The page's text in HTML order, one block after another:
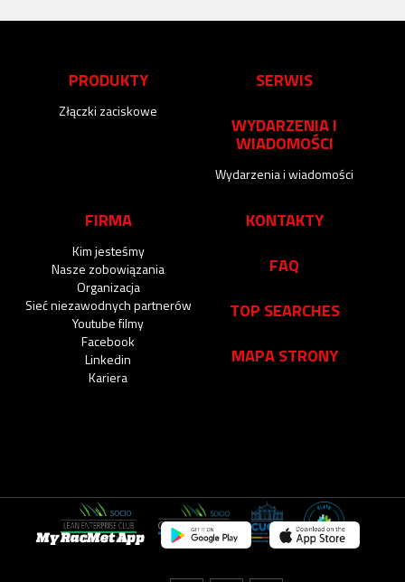
PRODUKTY
Złączki zaciskowe
SERWIS
WYDARZENIA I
WIADOMOŚCI
Wydarzenia i wiadomości
FIRMA
Kim jesteśmy
Nasze zobowiązania
Organizacja
Sieć niezawodnych partnerów
Youtube filmy
Facebook
Linkedin
Kariera
KONTAKTY
FAQ
TOP SEARCHES
MAPA STRONY
My RacMet App